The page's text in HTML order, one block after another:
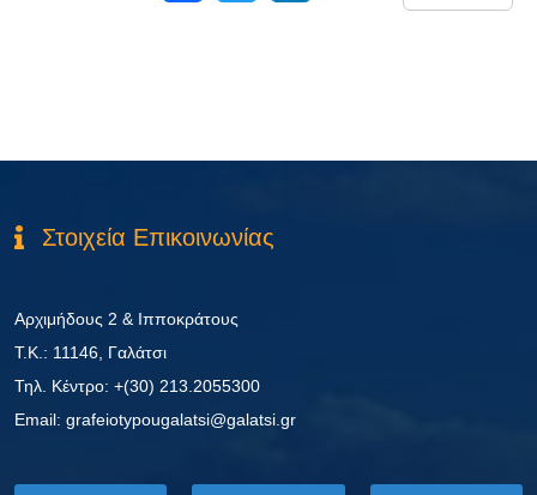
Στοιχεία Επικοινωνίας
Αρχιμήδους 2 & Ιπποκράτους
Τ.Κ.: 11146, Γαλάτσι
Τηλ. Κέντρο: +(30) 213.2055300
Εmail: grafeiotypougalatsi@galatsi.gr